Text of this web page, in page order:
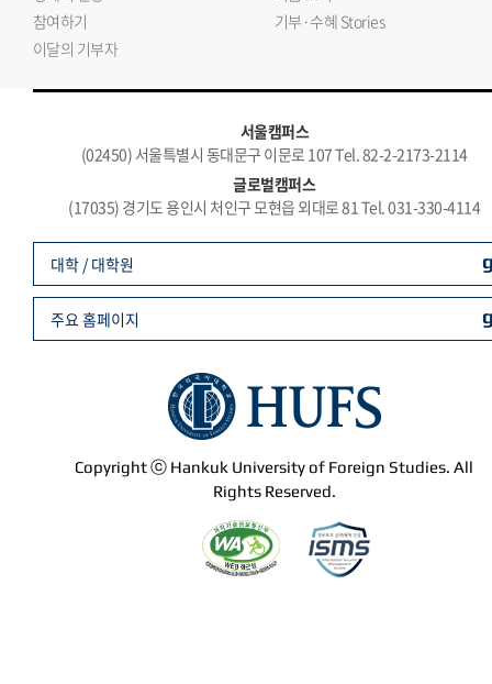
참여하기
기부·수혜 Stories
이달의 기부자
서울캠퍼스
(02450) 서울특별시 동대문구 이문로 107 Tel. 82-2-2173-2114
글로벌캠퍼스
(17035) 경기도 용인시 처인구 모현읍 외대로 81 Tel. 031-330-4114
Copyright ⓒ Hankuk University of Foreign Studies. All
Rights Reserved.
대학 / 대학원
주요 홈페이지